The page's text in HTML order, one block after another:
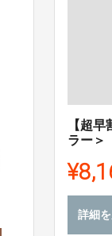
【超
ラー＞
詳細